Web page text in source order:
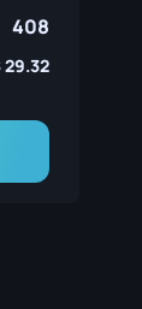
408
29.32